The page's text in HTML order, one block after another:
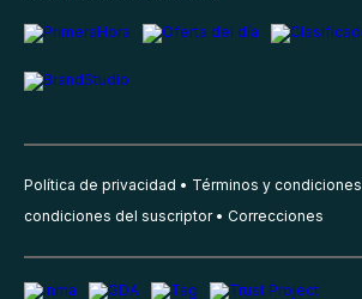
Política de privacidad Términos y condiciones
condiciones del suscriptor
Correcciones